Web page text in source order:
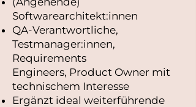
Softwarearchitekt:innen
QA-Verantwortliche,
Testmanager:innen,
Requirements
Engineers, Product Owner mit
technischem Interesse
Ergänzt ideal weiterführende